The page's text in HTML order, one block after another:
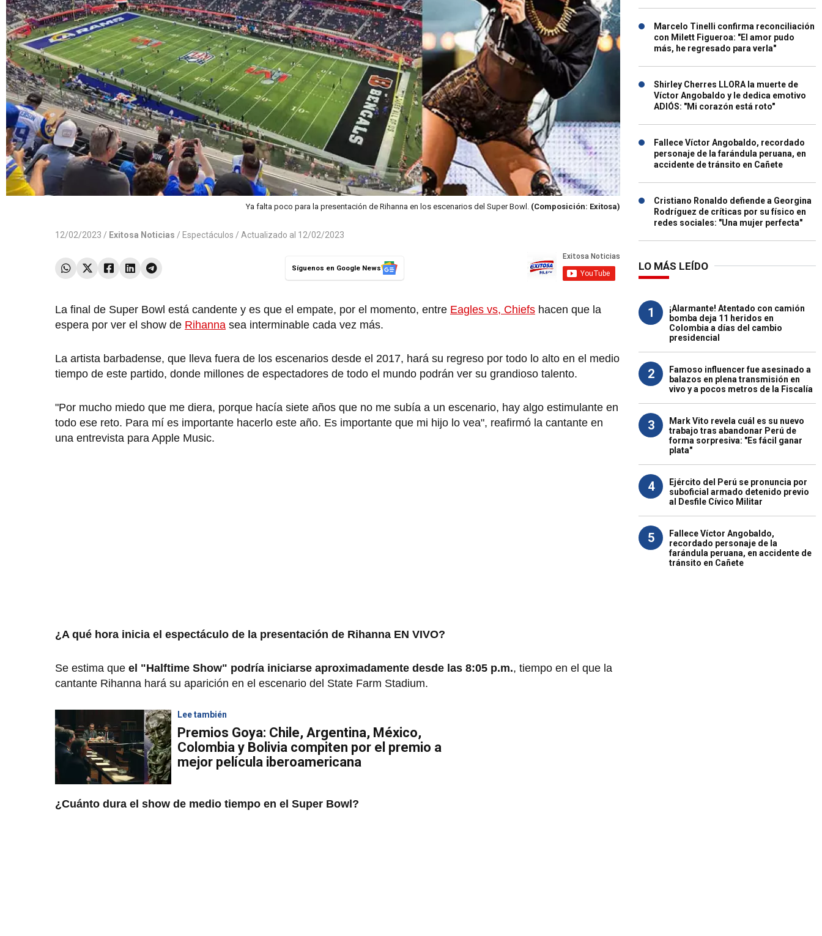
Ya falta poco para la presentación de Rihanna en los escenarios del Super Bowl. (Composición: Exitosa)
12/02/2023 / Exitosa Noticias / Espectáculos / Actualizado al 12/02/2023
Síguenos en Google News
La final de Super Bowl está candente y es que el empate, por el momento, entre Eagles vs, Chiefs hacen que la
espera por ver el show de Rihanna sea interminable cada vez más.
La artista barbadense, que lleva fuera de los escenarios desde el 2017, hará su regreso por todo lo alto en el medio
tiempo de este partido, donde millones de espectadores de todo el mundo podrán ver su grandioso talento.
"Por mucho miedo que me diera, porque hacía siete años que no me subía a un escenario, hay algo estimulante en
todo ese reto. Para mí es importante hacerlo este año. Es importante que mi hijo lo vea", reafirmó la cantante en
una entrevista para Apple Music.
¿A qué hora inicia el espectáculo de la presentación de Rihanna EN VIVO?
Se estima que el "Halftime Show" podría iniciarse aproximadamente desde las 8:05 p.m., tiempo en el que la
cantante Rihanna hará su aparición en el escenario del State Farm Stadium.
Lee también
Premios Goya: Chile, Argentina, México,
Colombia y Bolivia compiten por el premio a
mejor película iberoamericana
¿Cuánto dura el show de medio tiempo en el Super Bowl?
Marcelo Tinelli confirma reconciliación
con Milett Figueroa: "El amor pudo
más, he regresado para verla"
Shirley Cherres LLORA la muerte de
Víctor Angobaldo y le dedica emotivo
ADIÓS: "Mi corazón está roto"
Fallece Víctor Angobaldo, recordado
personaje de la farándula peruana, en
accidente de tránsito en Cañete
Cristiano Ronaldo defiende a Georgina
Rodríguez de críticas por su físico en
redes sociales: "Una mujer perfecta"
LO MÁS LEÍDO
1
¡Alarmante! Atentado con camión
bomba deja 11 heridos en
Colombia a días del cambio
presidencial
2
Famoso influencer fue asesinado a
balazos en plena transmisión en
vivo y a pocos metros de la Fiscalía
3
Mark Vito revela cuál es su nuevo
trabajo tras abandonar Perú de
forma sorpresiva: "Es fácil ganar
plata"
4
Ejército del Perú se pronuncia por
suboficial armado detenido previo
al Desfile Cívico Militar
5
Fallece Víctor Angobaldo,
recordado personaje de la
farándula peruana, en accidente de
tránsito en Cañete